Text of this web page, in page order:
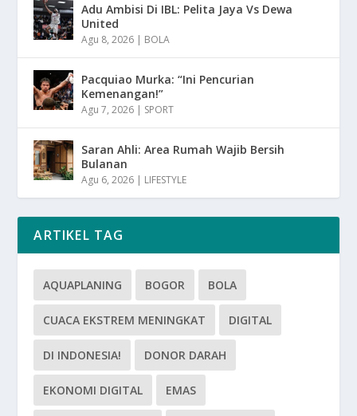
Adu Ambisi Di IBL: Pelita Jaya Vs Dewa
United
Agu 8, 2026 | BOLA
Pacquiao Murka: “Ini Pencurian
Kemenangan!”
Agu 7, 2026 | SPORT
Saran Ahli: Area Rumah Wajib Bersih
Bulanan
Agu 6, 2026 | LIFESTYLE
ARTIKEL TAG
AQUAPLANING BOGOR BOLA
CUACA EKSTREM MENINGKAT DIGITAL
DI INDONESIA! DONOR DARAH
EKONOMI DIGITAL EMAS